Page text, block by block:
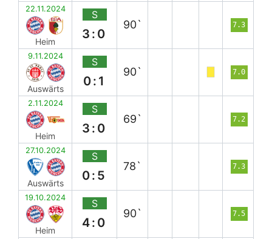
22.11.2024
Heim
S
3:0
90` 7.3
9.11.2024
Auswärts
S
0:1
90` 7.0
2.11.2024
Heim
S
3:0
69` 7.2
27.10.2024
Auswärts
S
0:5
78` 7.3
19.10.2024
Heim
S
4:0
90` 7.5